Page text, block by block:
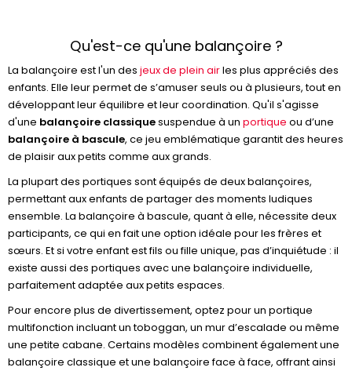
Qu'est-ce qu'une balançoire ?
La balançoire est l'un des jeux de plein airles plus appréciés des
enfants. Elle leur permet de s’amuser seuls ou à plusieurs, tout en
développant leur équilibre et leur coordination. Qu'il s'agisse
d'une balançoire classiquesuspendue à un portique ou d’une
balançoire à bascule, ce jeu emblématique garantit des heures
de plaisir aux petits comme aux grands.
La plupart des portiques sont équipés de deux balançoires,
permettant aux enfants de partager des moments ludiques
ensemble. La balançoire à bascule, quant à elle, nécessite deux
participants, ce qui en fait une option idéale pour les frères et
sœurs. Et si votre enfant est fils ou fille unique, pas d’inquiétude : il
existe aussi des portiques avec une balançoire individuelle,
parfaitement adaptée aux petits espaces.
Pour encore plus de divertissement, optez pour un portique
multifonction incluant un toboggan, un mur d’escalade ou même
une petite cabane. Certains modèles combinent également une
balançoire classique et une balançoire face à face, offrant ainsi